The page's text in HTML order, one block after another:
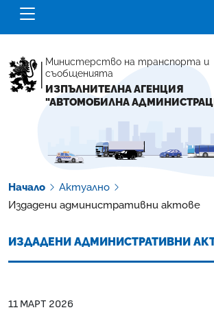
Министерство на транспорта и
съобщенията
ИЗПЪЛНИТЕЛНА АГЕНЦИЯ
"АВТОМОБИЛНА
Начало
Актуално
Издадени административни актове
ИЗДАДЕНИ АДМИНИСТРАТИВНИ
11 МАРТ 2026